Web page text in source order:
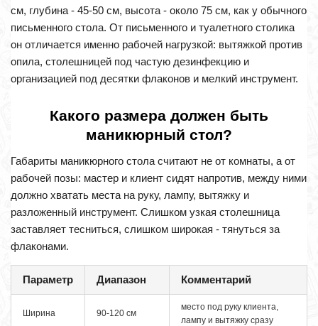
см, глубина - 45-50 см, высота - около 75 см, как у обычного
письменного стола. От письменного и туалетного столика
он отличается именно рабочей нагрузкой: вытяжкой против
опила, столешницей под частую дезинфекцию и
организацией под десятки флаконов и мелкий инструмент.
Какого размера должен быть
маникюрный стол?
Габариты маникюрного стола считают не от комнаты, а от
рабочей позы: мастер и клиент сидят напротив, между ними
должно хватать места на руку, лампу, вытяжку и
разложенный инструмент. Слишком узкая столешница
заставляет тесниться, слишком широкая - тянуться за
флаконами.
Параметр Диапазон Комментарий
Ширина 90-120 см
место под руку клиента,
лампу и вытяжку сразу